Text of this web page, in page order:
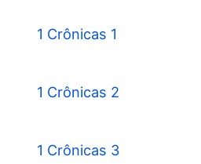
1 Crônicas 1
1 Crônicas 2
1 Crônicas 3